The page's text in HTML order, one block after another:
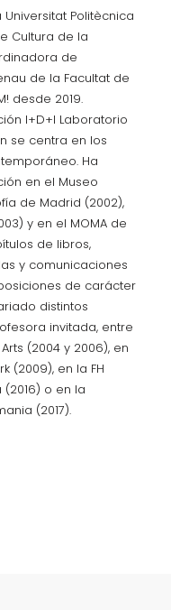
Politècnica
Cultura de la
de
de la Facultat de
desde 2019.
I+D+I Laboratorio
se centra en los
Ha
en el Museo
de Madrid (2002),
y en el MOMA de
de libros,
y comunicaciones
de carácter
distintos
invitada, entre
(2004 y 2006), en
(2009), en la FH
(2016) o en la
(2017).